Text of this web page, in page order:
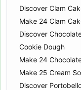
Discover Clam
Make 24 Clam
Discover
Cookie Dough
Make 24
Make 25 Cream
Discover